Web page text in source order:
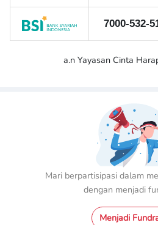
7000-532-
a.n Yayasan Cinta
Mari berpartisipasi dalam
dengan menjadi
Menjadi